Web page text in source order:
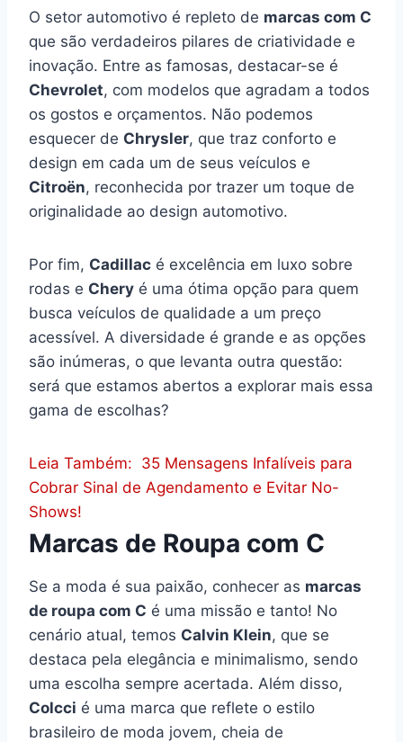
O setor automotivo é repleto de marcas com C
que são verdadeiros pilares de criatividade e
inovação. Entre as famosas, destacar-se é
Chevrolet, com modelos que agradam a todos
os gostos e orçamentos. Não podemos
esquecer de Chrysler, que traz conforto e
design em cada um de seus veículos e
Citroën, reconhecida por trazer um toque de
originalidade ao design automotivo.
Por fim, Cadillac é excelência em luxo sobre
rodas e Chery é uma ótima opção para quem
busca veículos de qualidade a um preço
acessível. A diversidade é grande e as opções
são inúmeras, o que levanta outra questão:
será que estamos abertos a explorar mais essa
gama de escolhas?
Leia Também: 35 Mensagens Infalíveis para
Cobrar Sinal de Agendamento e Evitar No-
Shows!
Marcas de Roupa com C
Se a moda é sua paixão, conhecer as marcas
de roupa com C é uma missão e tanto! No
cenário atual, temos Calvin Klein, que se
destaca pela elegância e minimalismo, sendo
uma escolha sempre acertada. Além disso,
Colcci é uma marca que reflete o estilo
brasileiro de moda jovem, cheia de